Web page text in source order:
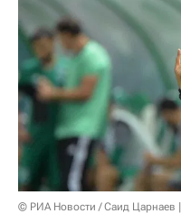
© РИА Новости / Саид Царнаев